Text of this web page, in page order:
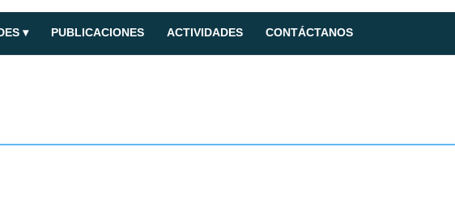
▾ PUBLICACIONES ACTIVIDADES CONTÁCTANOS